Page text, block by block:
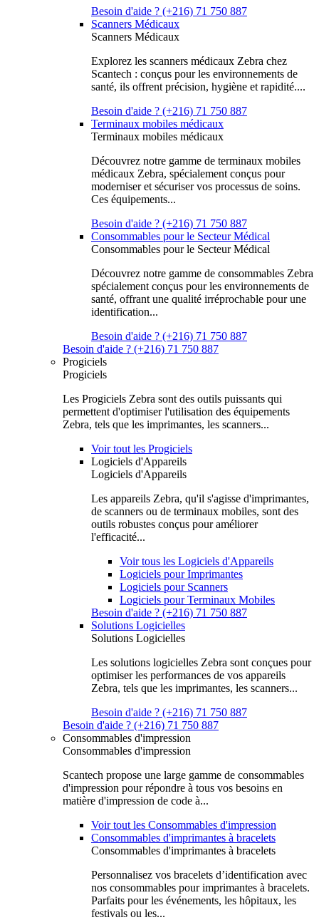
Besoin d'aide ? (+216) 71 750 887
Scanners Médicaux
Scanners Médicaux
Explorez les scanners médicaux Zebra chez
Scantech : conçus pour les environnements de
santé, ils offrent précision, hygiène et rapidité....
Besoin d'aide ? (+216) 71 750 887
Terminaux mobiles médicaux
Terminaux mobiles médicaux
Découvrez notre gamme de terminaux mobiles
médicaux Zebra, spécialement conçus pour
moderniser et sécuriser vos processus de soins.
Ces équipements...
Besoin d'aide ? (+216) 71 750 887
Consommables pour le Secteur Médical
Consommables pour le Secteur Médical
Découvrez notre gamme de consommables Zebra
spécialement conçus pour les environnements de
santé, offrant une qualité irréprochable pour une
identification...
Besoin d'aide ? (+216) 71 750 887
Besoin d'aide ? (+216) 71 750 887
Progiciels
Progiciels
Les Progiciels Zebra sont des outils puissants qui
permettent d'optimiser l'utilisation des équipements
Zebra, tels que les imprimantes, les scanners...
Voir tout les Progiciels
Logiciels d'Appareils
Logiciels d'Appareils
Les appareils Zebra, qu'il s'agisse d'imprimantes,
de scanners ou de terminaux mobiles, sont des
outils robustes conçus pour améliorer
l'efficacité...
Voir tous les Logiciels d'Appareils
Logiciels pour Imprimantes
Logiciels pour Scanners
Logiciels pour Terminaux Mobiles
Besoin d'aide ? (+216) 71 750 887
Solutions Logicielles
Solutions Logicielles
Les solutions logicielles Zebra sont conçues pour
optimiser les performances de vos appareils
Zebra, tels que les imprimantes, les scanners...
Besoin d'aide ? (+216) 71 750 887
Besoin d'aide ? (+216) 71 750 887
Consommables d'impression
Consommables d'impression
Scantech propose une large gamme de consommables
d'impression pour répondre à tous vos besoins en
matière d'impression de code à...
Voir tout les Consommables d'impression
Consommables d'imprimantes à bracelets
Consommables d'imprimantes à bracelets
Personnalisez vos bracelets d’identification avec
nos consommables pour imprimantes à bracelets.
Parfaits pour les événements, les hôpitaux, les
festivals ou les...